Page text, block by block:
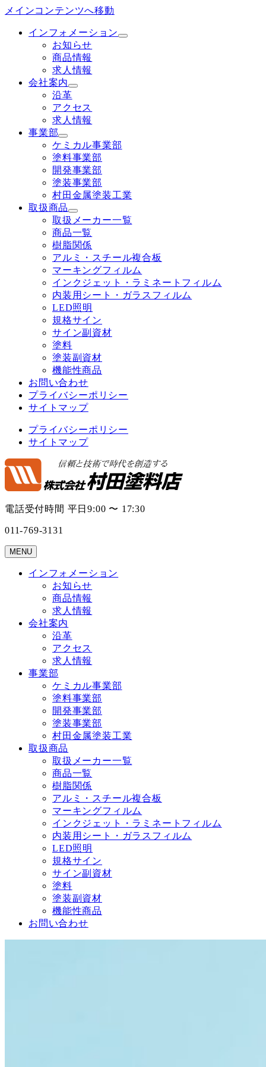
メインコンテンツへ移動
インフォメーション
お知らせ
商品情報
求人情報
会社案内
沿革
アクセス
求人情報
事業部
ケミカル事業部
塗料事業部
開発事業部
塗装事業部
村田金属塗装工業
取扱商品
取扱メーカー一覧
商品一覧
樹脂関係
アルミ・スチール複合板
マーキングフィルム
インクジェット・ラミネートフィルム
内装用シート・ガラスフィルム
LED照明
規格サイン
サイン副資材
塗料
塗装副資材
機能性商品
お問い合わせ
プライバシーポリシー
サイトマップ
プライバシーポリシー
サイトマップ
電話受付時間 平日9:00 〜 17:30
011-769-3131
MENU
インフォメーション
お知らせ
商品情報
求人情報
会社案内
沿革
アクセス
求人情報
事業部
ケミカル事業部
塗料事業部
開発事業部
塗装事業部
村田金属塗装工業
取扱商品
取扱メーカー一覧
商品一覧
樹脂関係
アルミ・スチール複合板
マーキングフィルム
インクジェット・ラミネートフィルム
内装用シート・ガラスフィルム
LED照明
規格サイン
サイン副資材
塗料
塗装副資材
機能性商品
お問い合わせ